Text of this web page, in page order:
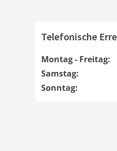
Telefonische
Montag - Freitag:
Samstag:
Sonntag: